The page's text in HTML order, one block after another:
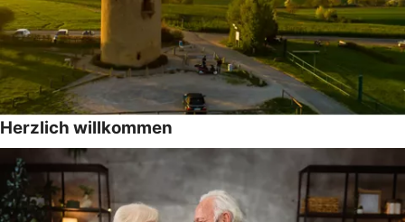
Herzlich willkommen